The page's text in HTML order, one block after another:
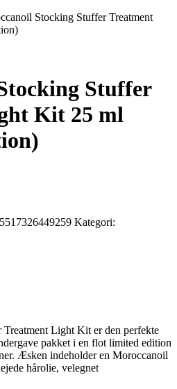
Stocking Stuffer Treatment
Stuffer
Kit 25 ml
Kategori:
Light Kit er den perfekte
pakket i en flot limited edition
Æsken indeholder en Moroccanoil
hårolie, velegnet